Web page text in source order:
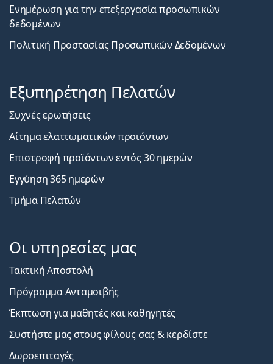
Ενημέρωση για την επεξεργασία προσωπικών
δεδομένων
Πολιτική Προστασίας Προσωπικών Δεδομένων
Εξυπηρέτηση Πελατών
Συχνές ερωτήσεις
Αίτημα ελαττωματικών προϊόντων
Επιστροφή προϊόντων εντός 30 ημερών
Εγγύηση 365 ημερών
Τμήμα Πελατών
Οι υπηρεσίες μας
Τακτική Αποστολή
Πρόγραμμα Ανταμοιβής
Έκπτωση για μαθητές και καθηγητές
Συστήστε μας στους φίλους σας & κερδίστε
Δωροεπιταγές